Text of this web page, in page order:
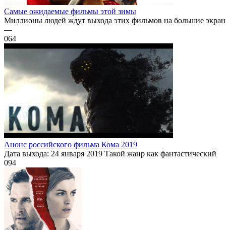
Самые ожидаемые фильмы этой зимы
Миллионы людей ждут выхода этих фильмов на большие
—
064
Анонс российского фильма Кома 2019
Дата выхода: 24 января 2019 Такой жанр как фантастический
094